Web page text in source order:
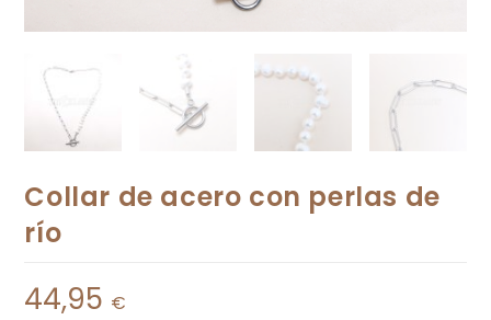
Collar de acero con perlas de
río
44,95 €